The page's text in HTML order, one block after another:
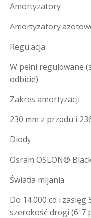
Amortyzatory
Amortyzatory
Regulacja
W pełni regulowane
odbicie)
Zakres amortyzacji
230 mm z przodu i
Diody
Osram OSLON®
Światła mijania
Do 14 000 cd i zasięg
szerokość drogi (6-7